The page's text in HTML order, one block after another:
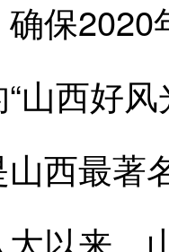
保
西好风
西最著
来，